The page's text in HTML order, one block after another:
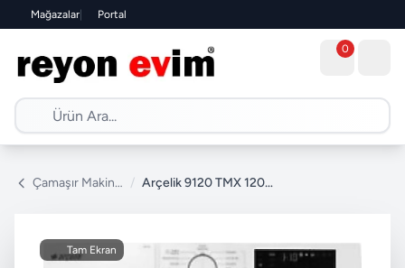
Mağazalar| Portal
0
Çamaşır Makinesi / Arçelik 9120 TMX 1200 Devir 9 kg Çamaşır Makinesi
Tam Ekran